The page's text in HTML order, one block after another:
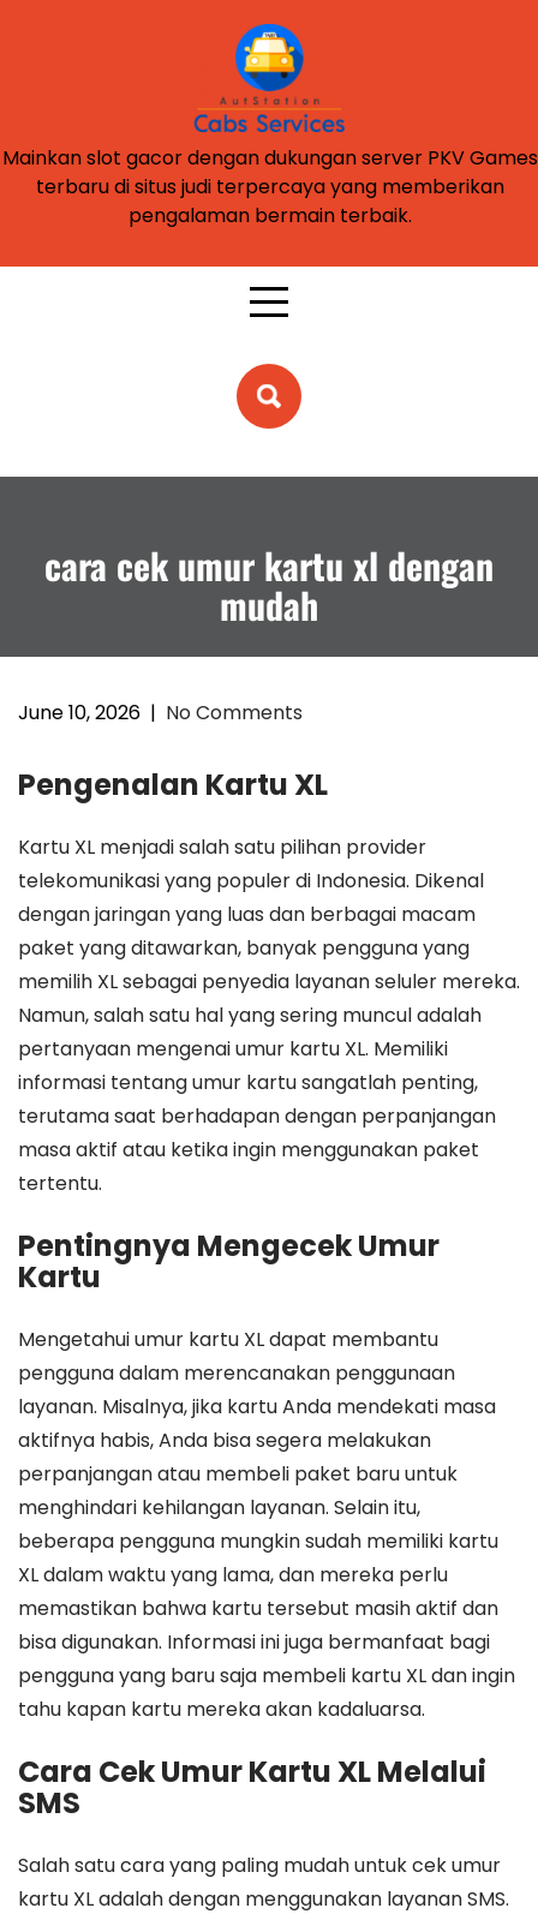
Mainkan slot gacor dengan dukungan server PKV Games
terbaru di situs judi terpercaya yang memberikan
pengalaman bermain terbaik.
cara cek umur kartu xl dengan
mudah
June 10, 2026 | No Comments
Pengenalan Kartu XL
Kartu XL menjadi salah satu pilihan provider
telekomunikasi yang populer di Indonesia. Dikenal
dengan jaringan yang luas dan berbagai macam
paket yang ditawarkan, banyak pengguna yang
memilih XL sebagai penyedia layanan seluler mereka.
Namun, salah satu hal yang sering muncul adalah
pertanyaan mengenai umur kartu XL. Memiliki
informasi tentang umur kartu sangatlah penting,
terutama saat berhadapan dengan perpanjangan
masa aktif atau ketika ingin menggunakan paket
tertentu.
Pentingnya Mengecek Umur
Kartu
Mengetahui umur kartu XL dapat membantu
pengguna dalam merencanakan penggunaan
layanan. Misalnya, jika kartu Anda mendekati masa
aktifnya habis, Anda bisa segera melakukan
perpanjangan atau membeli paket baru untuk
menghindari kehilangan layanan. Selain itu,
beberapa pengguna mungkin sudah memiliki kartu
XL dalam waktu yang lama, dan mereka perlu
memastikan bahwa kartu tersebut masih aktif dan
bisa digunakan. Informasi ini juga bermanfaat bagi
pengguna yang baru saja membeli kartu XL dan ingin
tahu kapan kartu mereka akan kadaluarsa.
Cara Cek Umur Kartu XL Melalui
SMS
Salah satu cara yang paling mudah untuk cek umur
kartu XL adalah dengan menggunakan layanan SMS.